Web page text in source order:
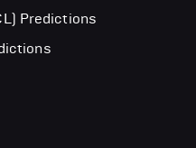
Predictions